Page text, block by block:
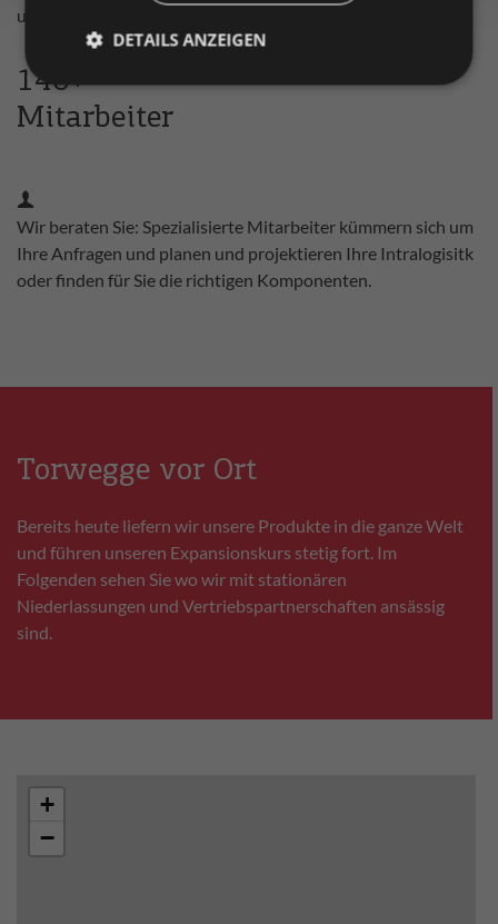
und Lieferung. Wir sind in Ihrer Nähe.
140+
Mitarbeiter
Wir beraten Sie: Spezialisierte Mitarbeiter kümmern sich um
Ihre Anfragen und planen und projektieren Ihre Intralogisitk
oder finden für Sie die richtigen Komponenten.
Torwegge vor Ort
Bereits heute liefern wir unsere Produkte in die ganze Welt
und führen unseren Expansionskurs stetig fort. Im
Folgenden sehen Sie wo wir mit stationären
Niederlassungen und Vertriebspartnerschaften ansässig
sind.
+
−
DETAILS ANZEIGEN